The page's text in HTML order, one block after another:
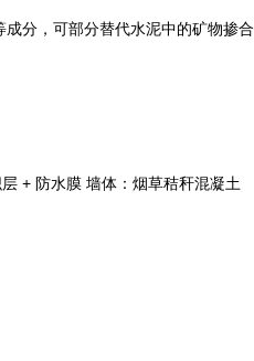
分，可部分替代水泥中的矿物掺合
+ 防水膜 墙体：烟草秸秆混凝土